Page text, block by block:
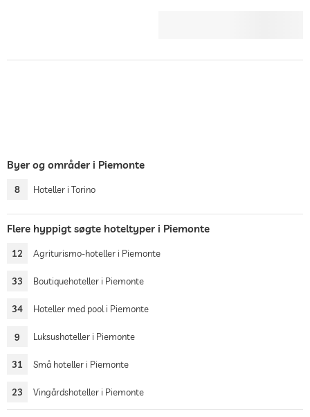
Byer og områder i Piemonte
8 Hoteller i Torino
Flere hyppigt søgte hoteltyper i Piemonte
12 Agriturismo-hoteller i Piemonte
33 Boutiquehoteller i Piemonte
34 Hoteller med pool i Piemonte
9 Luksushoteller i Piemonte
31 Små hoteller i Piemonte
23 Vingårdshoteller i Piemonte